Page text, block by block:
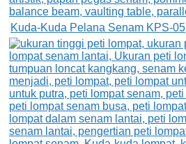
Kuda-Kuda Pelana Senam KPS-05